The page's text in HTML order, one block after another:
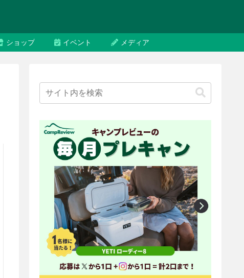
ショップ イベント メディア